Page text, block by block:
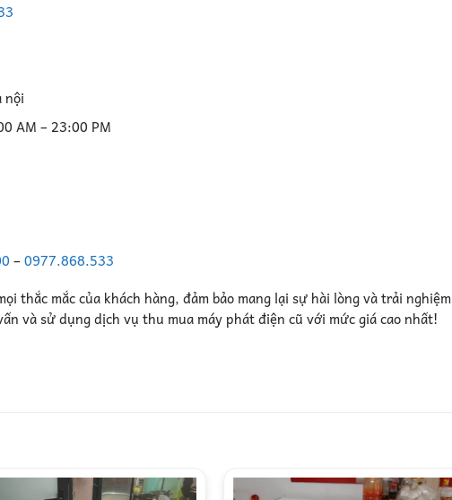
nội
AM – 23:00 PM
–0977.868.533
thắc mắc của khách hàng, đảm bảo mang lại sự hài lòng và trải nghiệm
và sử dụng dịch vụ thu mua máy phát điện cũ với mức giá cao nhất!